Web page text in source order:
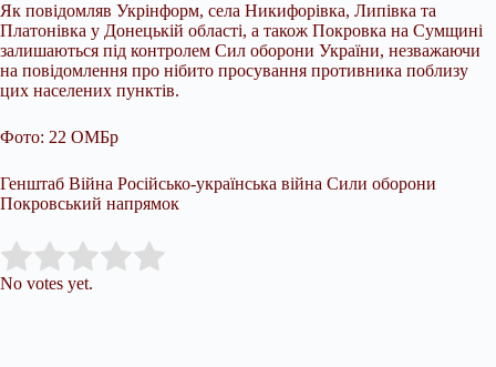
Як повідомляв Укрінформ, села Никифорівка, Липівка та
Платонівка у Донецькій області, а також Покровка на Сумщині
залишаються під контролем Сил оборони України, незважаючи
на повідомлення про нібито просування противника поблизу
цих населених пунктів.
Фото: 22 ОМБр
Генштаб Війна Російсько-українська війна Сили оборони
Покровський напрямок
Rate this item:
No votes yet.